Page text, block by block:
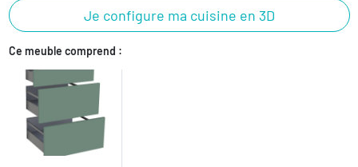
Je configure ma cuisine en 3D
Ce meuble comprend :